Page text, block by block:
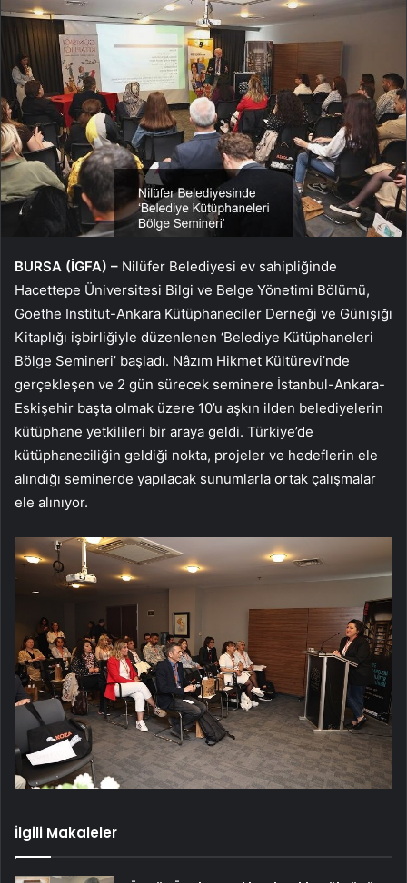
BURSA (İGFA) – Nilüfer Belediyesi ev sahipliğinde
Hacettepe Üniversitesi Bilgi ve Belge Yönetimi Bölümü,
Goethe Institut-Ankara Kütüphaneciler Derneği ve Günışığı
Kitaplığı işbirliğiyle düzenlenen ‘Belediye Kütüphaneleri
Bölge Semineri’ başladı. Nâzım Hikmet Kültürevi’nde
gerçekleşen ve 2 gün sürecek seminere İstanbul-Ankara-
Eskişehir başta olmak üzere 10’u aşkın ilden belediyelerin
kütüphane yetkilileri bir araya geldi. Türkiye’de
kütüphaneciliğin geldiği nokta, projeler ve hedeflerin ele
alındığı seminerde yapılacak sunumlarla ortak çalışmalar
ele alınıyor.
İlgili Makaleler